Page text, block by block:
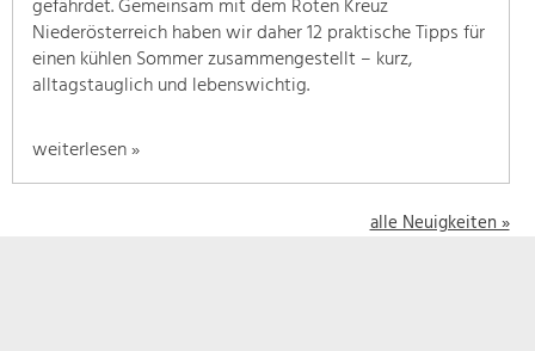
Informationen
einfach
das
schon
gefährdet. Gemeinsam mit dem Roten Kreuz
Niederösterreich haben wir daher 12 praktische Tipps für
einen kühlen Sommer zusammengestellt – kurz,
alltagstauglich und lebenswichtig.
weiterlesen »
alle Neuigkeiten »